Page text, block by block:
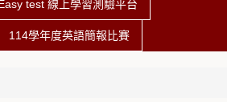
test 線上學習測驗平台
114學年度英語簡報比賽